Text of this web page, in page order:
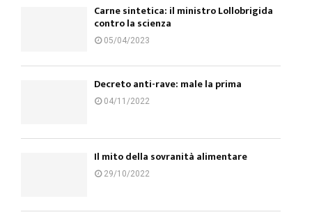
Carne sintetica: il ministro Lollobrigida
contro la scienza
05/04/2023
Decreto anti-rave: male la prima
04/11/2022
Il mito della sovranità alimentare
29/10/2022